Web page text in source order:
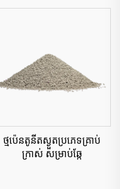
ថ្មប៉េនតូនីតស្ងួតប្រភេទគ្រាប់
ក្រាស់ សម្រាប់ឆ្កែ